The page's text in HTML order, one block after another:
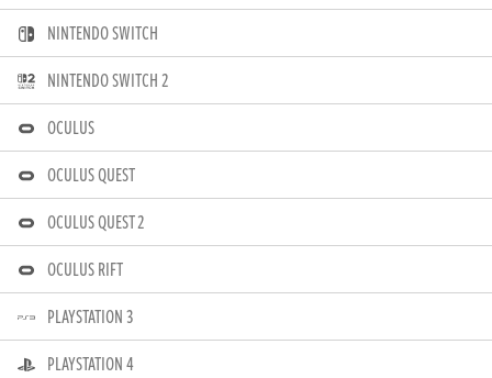
NINTENDO SWITCH
NINTENDO SWITCH 2
OCULUS
OCULUS QUEST
OCULUS QUEST 2
OCULUS RIFT
PLAYSTATION 3
PLAYSTATION 4